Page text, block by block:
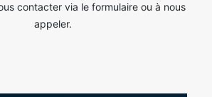
contacter via le formulaire ou à nous
appeler.